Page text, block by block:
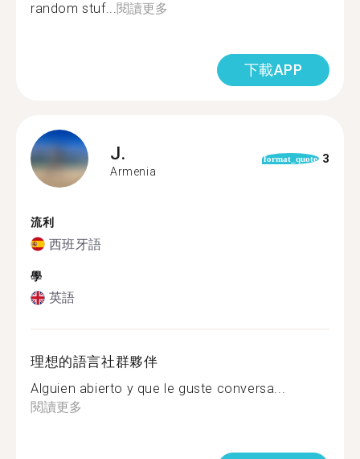
random stuf...閱讀更多
下載APP
J.
Armenia
format_quote 3
流利
西班牙語
學
英語
理想的語言社群夥伴
Alguien abierto y que le guste conversa...
閱讀更多